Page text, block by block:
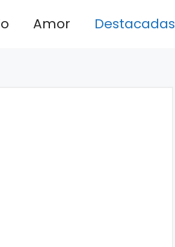
Amor Destacadas